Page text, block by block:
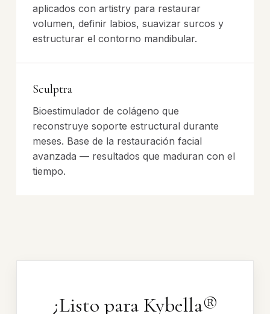
aplicados con artistry para restaurar
volumen, definir labios, suavizar surcos y
estructurar el contorno mandibular.
Sculptra
Bioestimulador de colágeno que
reconstruye soporte estructural durante
meses. Base de la restauración facial
avanzada — resultados que maduran con el
tiempo.
¿Listo para Kybella®